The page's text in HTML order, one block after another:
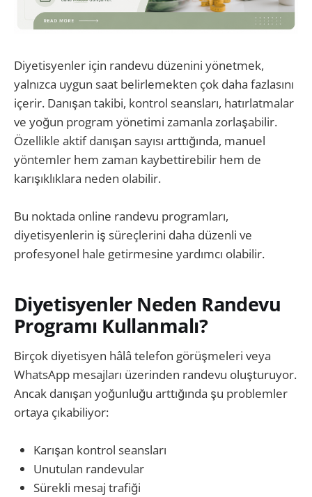
Diyetisyenler için randevu düzenini yönetmek,
yalnızca uygun saat belirlemekten çok daha fazlasını
içerir. Danışan takibi, kontrol seansları, hatırlatmalar
ve yoğun program yönetimi zamanla zorlaşabilir.
Özellikle aktif danışan sayısı arttığında, manuel
yöntemler hem zaman kaybettirebilir hem de
karışıklıklara neden olabilir.
Bu noktada online randevu programları,
diyetisyenlerin iş süreçlerini daha düzenli ve
profesyonel hale getirmesine yardımcı olabilir.
Diyetisyenler Neden Randevu
Programı Kullanmalı?
Birçok diyetisyen hâlâ telefon görüşmeleri veya
WhatsApp mesajları üzerinden randevu oluşturuyor.
Ancak danışan yoğunluğu arttığında şu problemler
ortaya çıkabiliyor:
Karışan kontrol seansları
Unutulan randevular
Sürekli mesaj trafiği